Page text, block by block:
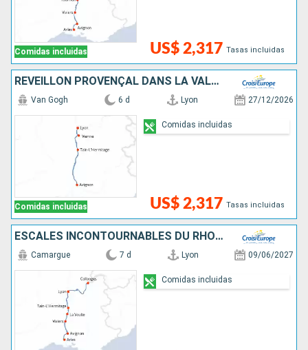
Comidas incluidas US$ 2,317 Tasas incluidas
RÉVEILLON PROVENÇAL DANS LA VALLÉE DU RHÔNE
Comidas incluidas
Van Gogh 6 d Lyon 27/12/2026
US$ 2,317 Tasas incluidas
Comidas incluidas
ESCALES INCONTOURNABLES DU RHÔNE ENTRE LYON, LA CAMARGUE ET LA PROVENCE AVEC UN DÎNER OFFERT À L'ABBAYE DE COLLONGES - PAUL BOCUSE
Camargue 7 d Lyon 09/06/2027
Comidas incluidas